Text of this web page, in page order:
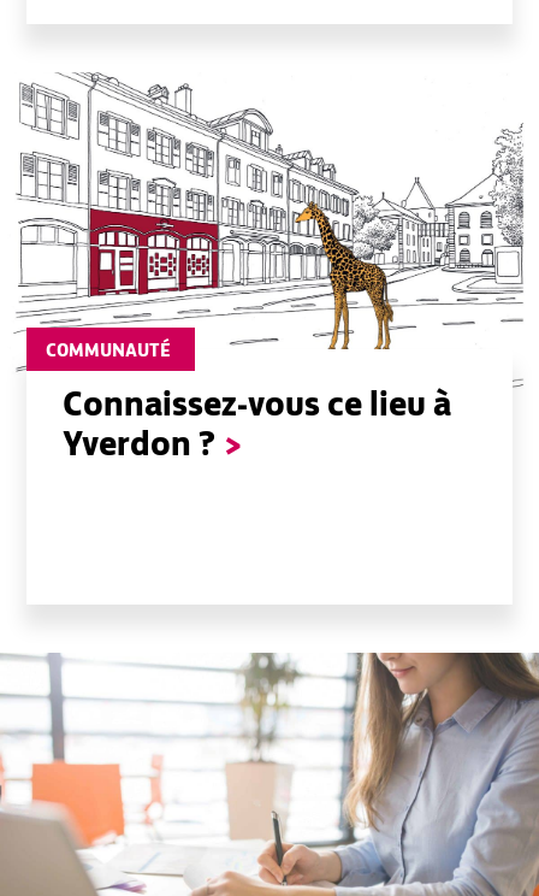
COMMUNAUTÉ
Connaissez-vous ce lieu à
Yverdon ? >